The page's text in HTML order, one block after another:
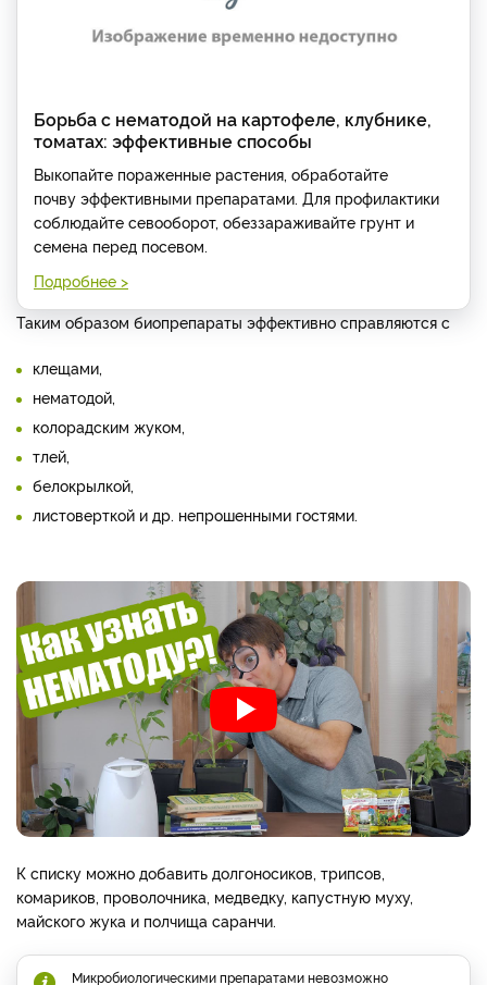
Борьба с нематодой на картофеле, клубнике,
томатах: эффективные способы
Выкопайте пораженные растения, обработайте
почву эффективными препаратами. Для профилактики
соблюдайте севооборот, обеззараживайте грунт и
семена перед посевом.
Подробнее >
Таким образом биопрепараты эффективно справляются с
клещами,
нематодой,
колорадским жуком,
тлей,
белокрылкой,
листоверткой и др. непрошенными гостями.
К списку можно добавить долгоносиков, трипсов,
комариков, проволочника, медведку, капустную муху,
майского жука и полчища саранчи.
Микробиологическими препаратами невозможно